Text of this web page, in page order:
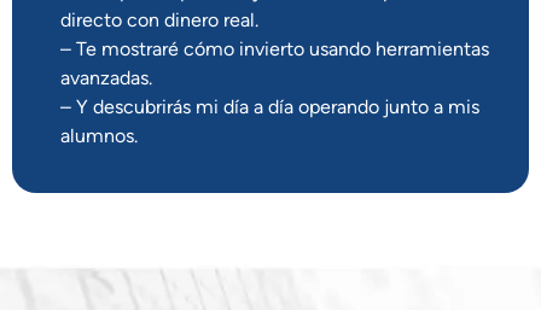
directo con dinero real.
– Te mostraré cómo invierto usando herramientas
avanzadas.
– Y descubrirás mi día a día operando junto a mis
alumnos.